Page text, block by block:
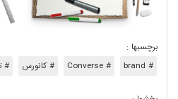
برچسبها :
# brand
# Converse # کانورس #